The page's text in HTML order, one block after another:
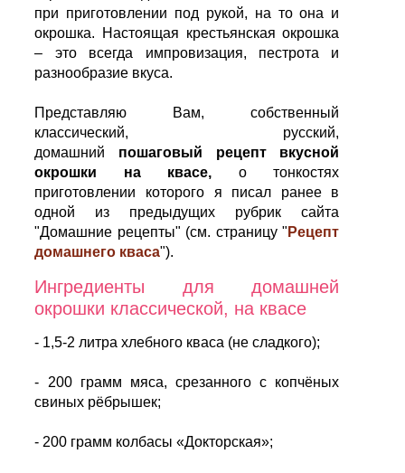
при приготовлении под рукой, на то она и
окрошка. Настоящая крестьянская окрошка
– это всегда импровизация, пестрота и
разнообразие вкуса.
Представляю Вам, собственный
классический, русский,
домашний пошаговый рецепт вкусной
окрошки на квасе, о тонкостях
приготовлении которого я писал ранее в
одной из предыдущих рубрик сайта
"Домашние рецепты" (см. страницу " Рецепт
домашнего кваса").
Ингредиенты для домашней
окрошки классической, на квасе
- 1,5-2 литра хлебного кваса (не сладкого);
- 200 грамм мяса, срезанного с копчёных
свиных рёбрышек;
- 200 грамм колбасы «Докторская»;